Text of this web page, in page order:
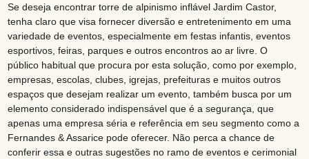
Se deseja encontrar torre de alpinismo inflável Jardim Castor,
tenha claro que visa fornecer diversão e entretenimento em uma
variedade de eventos, especialmente em festas infantis, eventos
esportivos, feiras, parques e outros encontros ao ar livre. O
público habitual que procura por esta solução, como por exemplo,
empresas, escolas, clubes, igrejas, prefeituras e muitos outros
espaços que desejam realizar um evento, também busca por um
elemento considerado indispensável que é a segurança, que
apenas uma empresa séria e referência em seu segmento como a
Fernandes & Assarice pode oferecer. Não perca a chance de
conferir essa e outras sugestões no ramo de eventos e cerimonial